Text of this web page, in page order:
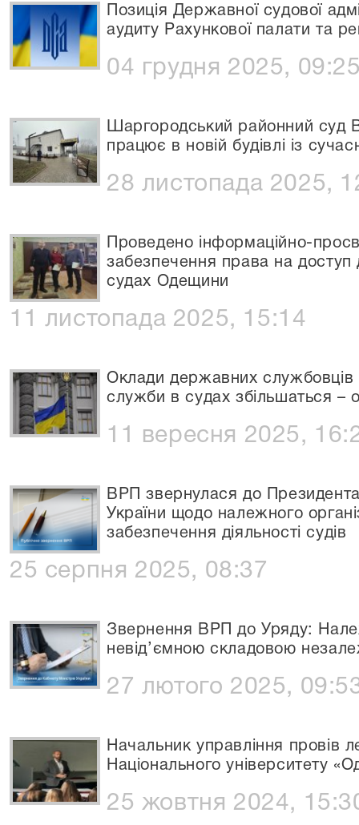
Позиція Державної судової
аудиту Рахункової палати та
04 грудня 2025,
Шаргородський районний суд
працює в новій будівлі із
28 листопада 2025,
Проведено інформаційно-
забезпечення права на доступ
судах Одещини
11 листопада 2025, 15:14
Оклади державних службовців
служби в судах збільшаться –
11 вересня 2025,
ВРП звернулася до Президента
України щодо належного
забезпечення діяльності судів
25 серпня 2025, 08:37
Звернення ВРП до Уряду:
невід’ємною складовою
27 лютого 2025,
Начальник управління провів
Національного університету
25 жовтня 2024,